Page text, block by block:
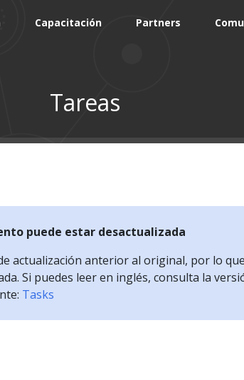
Capacitación Partners
Tareas
puede estar desactualizada
actualización anterior al original, por lo
Si puedes leer en inglés, consulta la
Tasks